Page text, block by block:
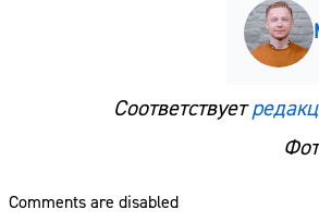
Соответствует
Comments are disabled